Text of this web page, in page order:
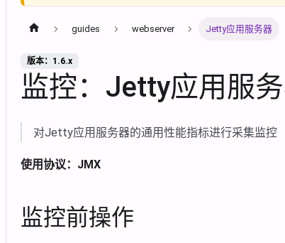
guides webserver Jetty应用服务器
版本：1.6.x
监控：Jetty应用服
对Jetty应用服务器的通用性能指标进行采集监控
使用协议：JMX
监控前操作